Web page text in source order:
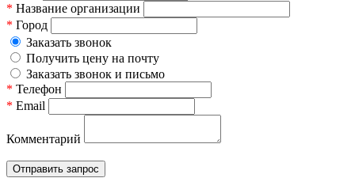
* Название организации
* Город
Заказать звонок
Получить цену на почту
Заказать звонок и письмо
* Телефон
* Email
Комментарий